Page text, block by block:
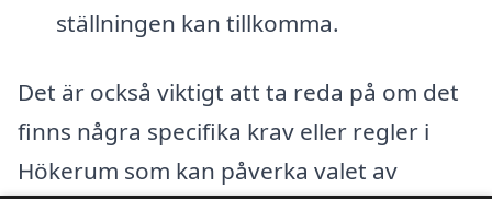
ställningen kan tillkomma.
Det är också viktigt att ta reda på om det
finns några specifika krav eller regler i
Hökerum som kan påverka valet av